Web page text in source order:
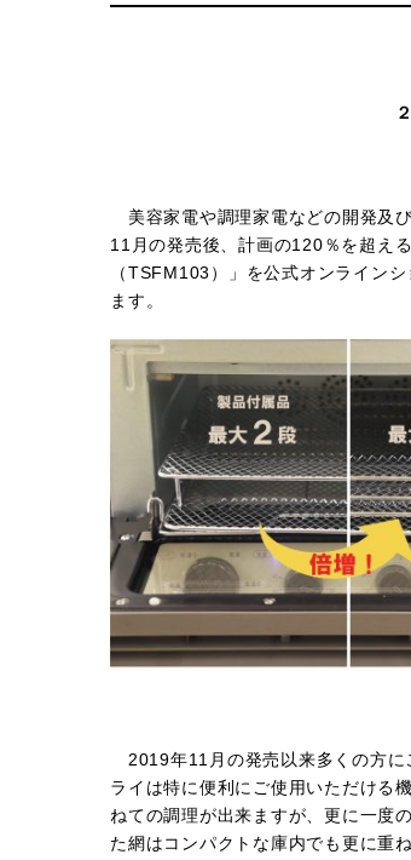
美容家電や調理家電などの開発及
11月の発売後、計画の120％を超え
（TSFM103）」を公式オンライン
ます。
2019年11月の発売以来多くの方に
ライは特に便利にご使用いただける
ねての調理が出来ますが、更に一度
た網はコンパクトな庫内でも更に重